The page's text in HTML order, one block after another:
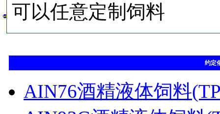
可以任意定制饲料
约定
AIN76酒精液体饲料